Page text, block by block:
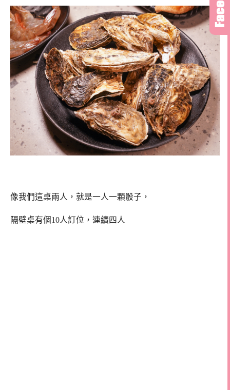
像我們這桌兩人，就是一人一顆骰子，
隔壁桌有個10人訂位，連續四人